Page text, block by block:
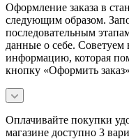
Оформление заказа в
следующим образом.
последовательным
данные о себе. Советуем
информацию, которая
кнопку «Оформить
Оплачивайте покупки
магазине доступно 3